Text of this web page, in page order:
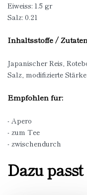
Eiweiss: 1.5 gr
Salz: 0.21
Inhaltsstoffe /
Japanischer Reis,
Salz, modifizierte Stärke
Empfohlen für:
- Apero
- zum Tee
- zwischendurch
Dazu passt